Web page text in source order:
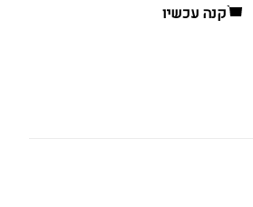
קנה עכשיו